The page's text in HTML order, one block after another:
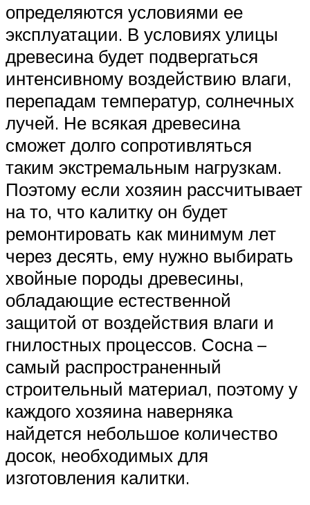
определяются условиями ее
эксплуатации. В условиях улицы
древесина будет подвергаться
интенсивному воздействию влаги,
перепадам температур, солнечных
лучей. Не всякая древесина
сможет долго сопротивляться
таким экстремальным нагрузкам.
Поэтому если хозяин рассчитывает
на то, что калитку он будет
ремонтировать как минимум лет
через десять, ему нужно выбирать
хвойные породы древесины,
обладающие естественной
защитой от воздействия влаги и
гнилостных процессов. Сосна –
самый распространенный
строительный материал, поэтому у
каждого хозяина наверняка
найдется небольшое количество
досок, необходимых для
изготовления калитки.